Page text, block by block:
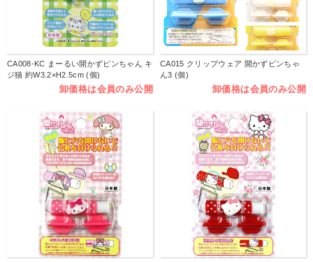
CA008-KC まーるい開かずピンちゃん キ
ジ猫 約W3.2×H2.5cm (個)
卸価格は会員のみ公開
CA015 クリップウェア 開かずピンちゃ
ん3 (個)
卸価格は会員のみ公開